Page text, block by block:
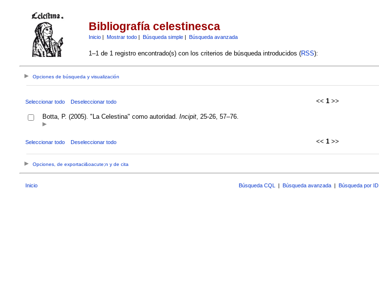
Bibliografía celestinesca
Inicio| Mostrar todo| Búsqueda simple| Búsqueda avanzada
1–1 de 1 registro encontrado(s) con los criterios de búsqueda introducidos (RSS):
Opciones de búsqueda y visualización
Seleccionar todo Deseleccionar todo << 1>>
Botta, P. (2005). "La Celestina" como autoridad. Incipit, 25-26, 57–76.
Seleccionar todo Deseleccionar todo << 1>>
Opciones, de exportaci&oacute;n y de cita
Inicio Búsqueda CQL | Búsqueda avanzada | Búsqueda por ID